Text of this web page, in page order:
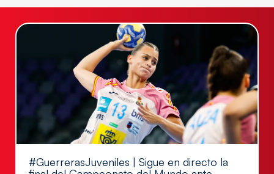
#GuerrerasJuveniles | Sigue en directo la